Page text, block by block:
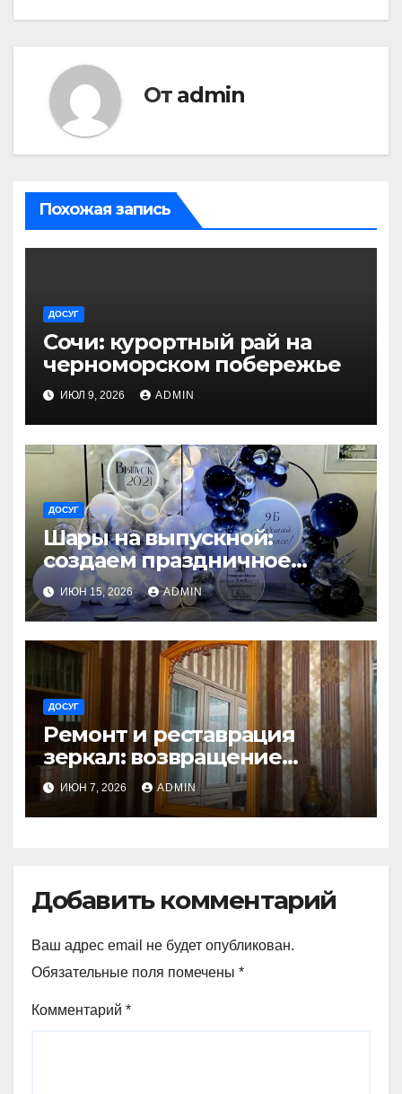
От admin
Похожая запись
ДОСУГ
Сочи: курортный рай на
черноморском побережье
ИЮЛ 9, 2026 ADMIN
ДОСУГ
Шары на выпускной:
создаем праздничное
настроение
ИЮН 15, 2026 ADMIN
ДОСУГ
Ремонт и реставрация
зеркал: возвращение
блеска и истории
ИЮН 7, 2026 ADMIN
Добавить комментарий
Ваш адрес email не будет опубликован.
Обязательные поля помечены *
Комментарий *